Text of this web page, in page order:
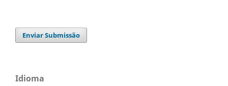
Enviar Submissão
Idioma